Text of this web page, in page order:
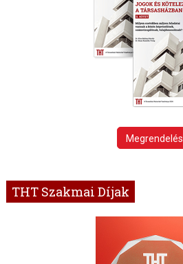
Megrendelés
THT Szakmai Díjak